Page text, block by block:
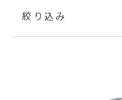
絞り込み